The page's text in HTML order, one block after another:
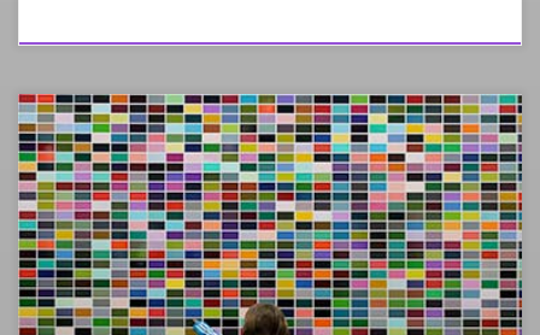
Afin de pratiquer une approche des enseignements par compétence, il
est nécessaire de définir des observables de la pratique des élèves qui
permettront à l’enseignant de situer le degré de maîtrise de chacun de
ses élèves en fonction des différentes situations d’enseignement tout
au long du processus d ‘apprentissage.Voici quelques exemples
d’observables […]